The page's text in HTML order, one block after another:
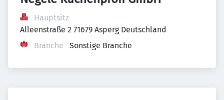
Hauptsitz
Alleenstraße 2 71679 Asperg Deutschland
Branche
Sonstige Branche